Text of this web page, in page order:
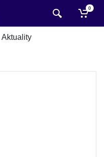
0
Aktuality